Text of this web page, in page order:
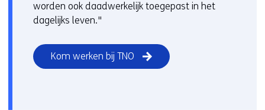
worden ook daadwerkelijk toegepast in het
dagelijks leven."
Kom werken bij TNO